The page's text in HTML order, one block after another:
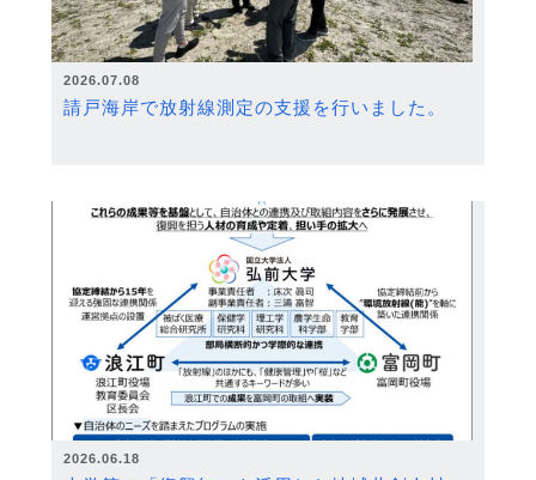
2026.07.08
請戸海岸で放射線測定の支援を行いました。
2026.06.18